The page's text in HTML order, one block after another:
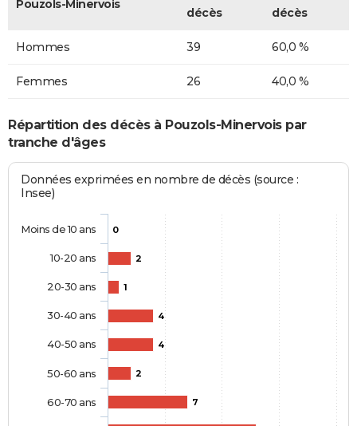
Pouzols-Minervois
décès
décès
Hommes 39 60,0 %
Femmes 26 40,0 %
Répartition des décès à Pouzols-Minervois par
tranche d'âges
Données exprimées en nombre de décès (source :
Insee)
0
2
1
4
4
2
7
Moins de 10 ans
10-20 ans
20-30 ans
30-40 ans
40-50 ans
50-60 ans
60-70 ans